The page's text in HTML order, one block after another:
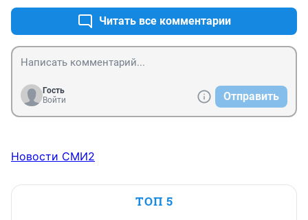
Читать все комментарии
Гость
Войти
Отправить
Новости СМИ2
ТОП 5